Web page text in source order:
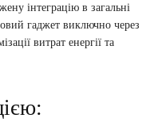
інтеграцію в загальні
гаджет виключно через
витрат енергії та